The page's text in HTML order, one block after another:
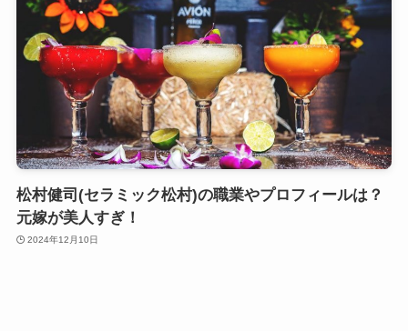
松村健司(セラミック松村)の職業やプロフィールは？
元嫁が美人すぎ！
2024年12月10日